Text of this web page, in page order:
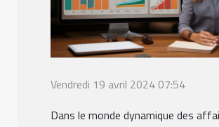
Vendredi 19 avril 2024 07:54
Dans le monde dynamique des